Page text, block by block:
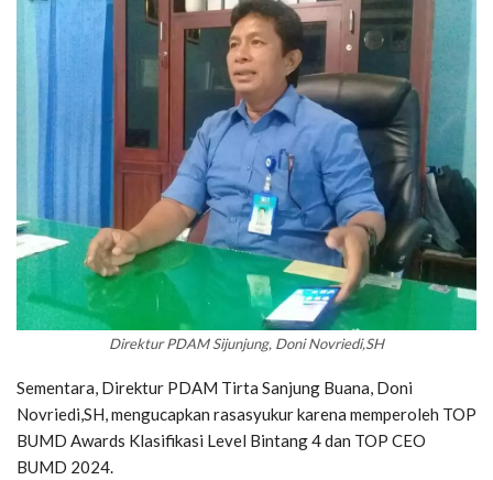
Direktur PDAM Sijunjung, Doni Novriedi,SH
Sementara, Direktur PDAM Tirta Sanjung Buana, Doni
Novriedi,SH, mengucapkan rasasyukur karena memperoleh TOP
BUMD Awards Klasifikasi Level Bintang 4 dan TOP CEO
BUMD 2024.